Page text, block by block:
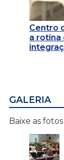
Centro
a rotina
GALERIA
Baixe as